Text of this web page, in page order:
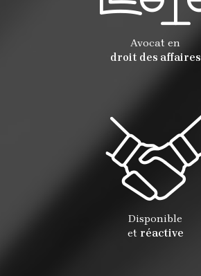
Avocat en
droit des affaires
Disponible
et réactive